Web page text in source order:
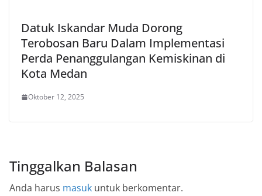
Datuk Iskandar Muda Dorong
Terobosan Baru Dalam Implementasi
Perda Penanggulangan Kemiskinan di
Kota Medan
Oktober 12, 2025
Tinggalkan Balasan
Anda harus masuk untuk berkomentar.